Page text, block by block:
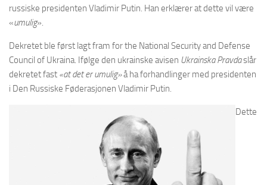
russiske presidenten Vladimir Putin. Han erklærer at dette vil være
«umulig».
Dekretet ble først lagt fram for the National Security and Defense
Council of Ukraina. Ifølge den ukrainske avisen Ukrainska Pravdaslår
dekretet fast «at det er umulig»å ha forhandlinger med presidenten
i Den Russiske Føderasjonen Vladimir Putin.
Dette